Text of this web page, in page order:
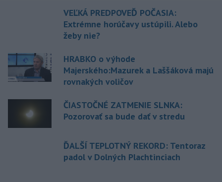
VEĽKÁ PREDPOVEĎ POČASIA:
Extrémne horúčavy ustúpili. Alebo
žeby nie?
HRABKO o výhode
Majerského:Mazurek a Laššáková majú
rovnakých voličov
ČIASTOČNÉ ZATMENIE SLNKA:
Pozorovať sa bude dať v stredu
ĎALŠÍ TEPLOTNÝ REKORD: Tentoraz
padol v Dolných Plachtinciach